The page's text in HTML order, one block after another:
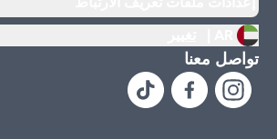
تواصل معنا